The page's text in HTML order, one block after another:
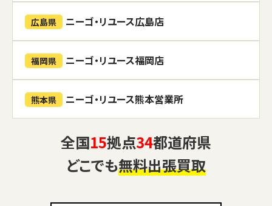
広島県 ニーゴ・リユース広島店
福岡県 ニーゴ・リユース福岡店
熊本県 ニーゴ・リユース熊本営業所
全国15拠点34都道府県
どこでも無料出張買取